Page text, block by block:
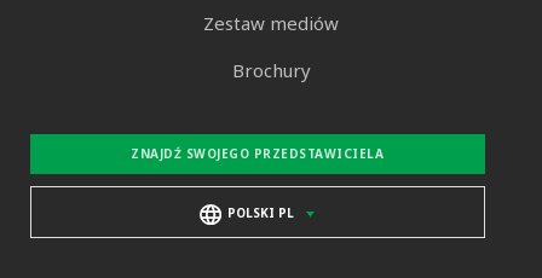
Zestaw mediów
Brochury
ZNAJDŹ SWOJEGO PRZEDSTAWICIELA
POLSKI PL